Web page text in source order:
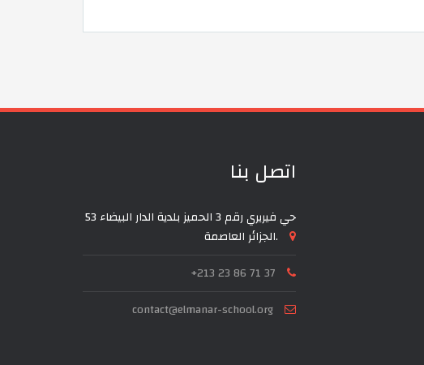
اتصل بنا
53 حي فيريري رقم 3 الحميز بلدية الدار البيضاء
الجزائر العاصمة.
+213 23 86 71 37
contact@elmanar-school.org